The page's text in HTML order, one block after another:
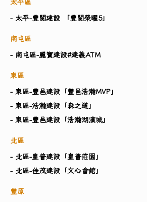
太平區
- 太平-豐閱建設 「豐閱榮曜5」
南屯區
- 南屯區-麗寶建設#建義ATM
東區
- 東區-豐邑建設「豐邑浩瀚MVP」
- 東區-浩瀚建設「森之道」
- 東區-豐邑建設「浩瀚湖濱城」
北區
- 北區-皇普建設「皇普莊園」
- 北區-佳茂建設「文心會館」
豐原